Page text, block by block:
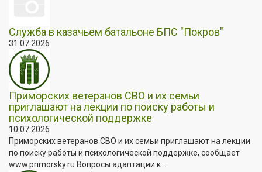
Служба в казачьем батальоне БПС "Покров"
31.07.2026
Приморских ветеранов СВО и их семьи
приглашают на лекции по поиску работы и
психологической поддержке
10.07.2026
Приморских ветеранов СВО и их семьи приглашают на лекции
по поиску работы и психологической поддержке, сообщает
www.primorsky.ru Вопросы адаптации к...